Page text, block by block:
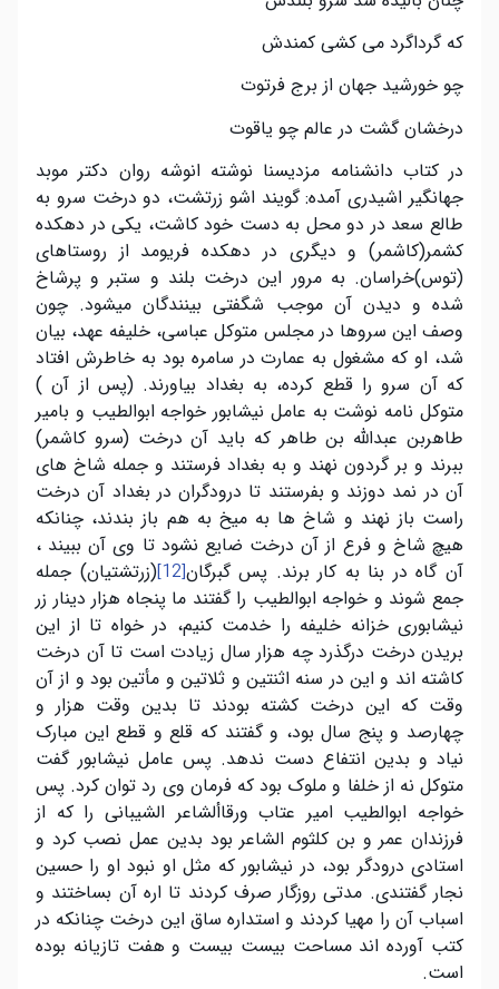
که گرداگرد می کشی کمندش
چو خورشید جهان از برج فرتوت
درخشان گشت در عالم چو یاقوت
در کتاب دانشنامه مزدیسنا نوشته انوشه روان دکتر موبد
جهانگیر اشیدری آمده: گویند اشو زرتشت، دو درخت سرو به
طالع سعد در دو محل به دست خود کاشت، یکی در دهکده
کشمر(کاشمر) و دیگری در دهکده فریومد از روستاهای
(توس)خراسان. به مرور این درخت بلند و ستبر و پرشاخ
شده و دیدن آن موجب شگفتی بینندگان میشود. چون
وصف این سروها در مجلس متوکل عباسی، خلیفه عهد، بیان
شد، او که مشغول به عمارت در سامره بود به خاطرش افتاد
که آن سرو را قطع کرده، به بغداد بیاورند. (پس از آن )
متوکل نامه نوشت به عامل نیشابور خواجه ابوالطیب و بامیر
طاهربن عبدالله بن طاهر که باید آن درخت (سرو کاشمر)
ببرند و بر گردون نهند و به بغداد فرستند و جمله شاخ های
آن در نمد دوزند و بفرستند تا درودگران در بغداد آن درخت
راست باز نهند و شاخ ها به میخ به هم باز بندند، چنانکه
هیچ شاخ و فرع از آن درخت ضایع نشود تا وی آن ببیند ،
آن گاه در بنا به کار برند. پس گبرگان[12]
(زرتشتیان) جمله
جمع شوند و خواجه ابوالطیب را گفتند ما پنجاه هزار دینار زر
نیشابوری خزانه خلیفه را خدمت کنیم، در خواه تا از این
بریدن درخت درگذرد چه هزار سال زیادت است تا آن درخت
کاشته اند و این در سنه اثنتین و ثلاتین و مأتین بود و از آن
وقت که این درخت کشته بودند تا بدین وقت هزار و
چهارصد و پنج سال بود، و گفتند که قلع و قطع این مبارک
نیاد و بدین انتفاع دست ندهد. پس عامل نیشابور گفت
متوکل نه از خلفا و ملوک بود که فرمان وی رد توان کرد. پس
خواجه ابوالطیب امیر عتاب ورقاألشاعر الشیبانی را که از
فرزندان عمر و بن کلثوم الشاعر بود بدین عمل نصب کرد و
استادی درودگر بود، در نیشابور که مثل او نبود او را حسین
نجار گفتندی. مدتی روزگار صرف کردند تا اره آن بساختند و
اسباب آن را مهیا کردند و استداره ساق این درخت چنانکه در
کتب آورده اند مساحت بیست بیست و هفت تازیانه بوده
است.